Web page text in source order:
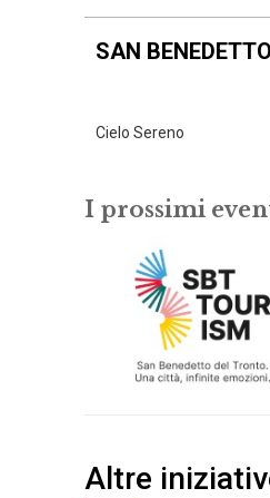
SAN
Cielo Sereno
I prossimi
Altre